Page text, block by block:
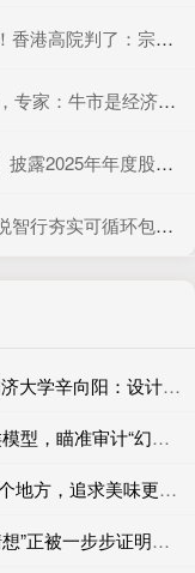
莉暂不得挪动汇丰账户资产
市是经济增长重要引擎
公告，5月22日股价上涨3.33%
可循环包装行业优势
股票配资公司平台 AI砸了设计饭碗？ 同济大学辛向阳：设计教育该重视“落地”和跨学科
美股 杠杆 立信校企联合开发财会税垂类模型，瞄准审计“幻觉”和财报舞弊识别
什么是股票配资平台 保护好你身上的那个地方，追求美味更要注重健康！
期货黄金杠杆是多少 韩京俊：“陈省身猜想”正被一步步证明，有理由期待完全在本土培养出菲奖得主